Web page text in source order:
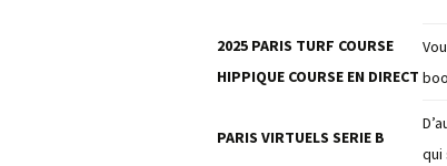
La
2025 PARIS TURF COURSE
HIPPIQUE COURSE EN DIRECT
PARIS VIRTUELS SERIE B
qui